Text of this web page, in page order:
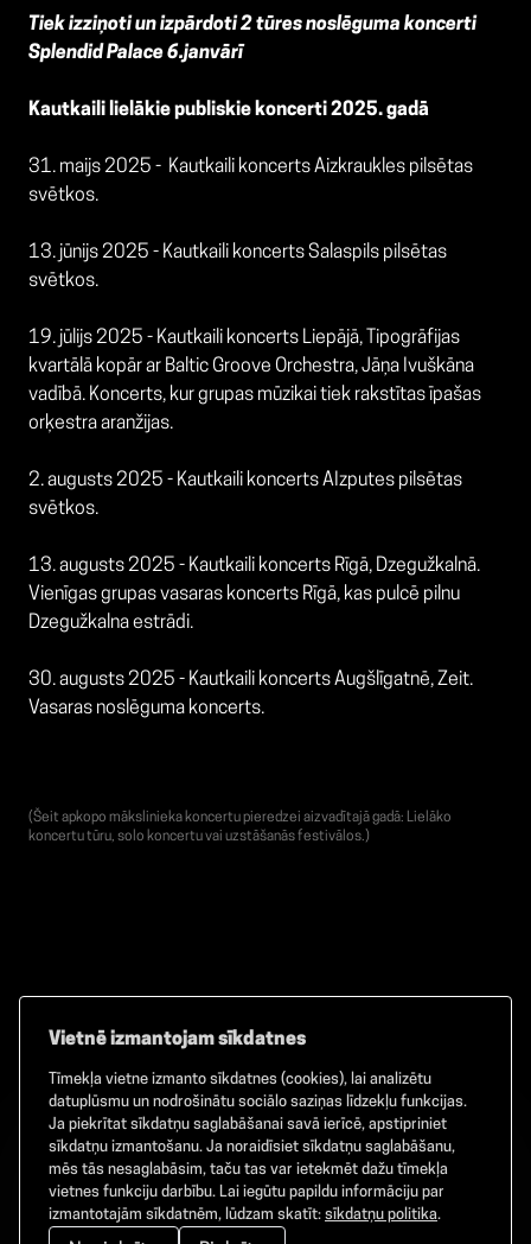
Tiek izziņoti un izpārdoti 2 tūres noslēguma koncerti
Splendid Palace 6.janvārī
Kautkaili lielākie publiskie koncerti 2025. gadā
31. maijs 2025 - Kautkaili koncerts Aizkraukles pilsētas
svētkos.
13. jūnijs 2025 - Kautkaili koncerts Salaspils pilsētas
svētkos.
19. jūlijs 2025 - Kautkaili koncerts Liepājā, Tipogrāfijas
kvartālā kopār ar Baltic Groove Orchestra, Jāņa Ivuškāna
vadībā. Koncerts, kur grupas mūzikai tiek rakstītas īpašas
orķestra aranžijas.
2. augusts 2025 - Kautkaili koncerts AIzputes pilsētas
svētkos.
13. augusts 2025 - Kautkaili koncerts Rīgā, Dzegužkalnā.
Vienīgas grupas vasaras koncerts Rīgā, kas pulcē pilnu
Dzegužkalna estrādi.
30. augusts 2025 - Kautkaili koncerts Augšlīgatnē, Zeit.
Vasaras noslēguma koncerts.
(Šeit apkopo mākslinieka koncertu pieredzei aizvadītajā gadā: Lielāko
koncertu tūru, solo koncertu vai uzstāšanās festivālos.)
Facebook TikTok Instagram
©2026GAMMA. Visas tiesības aizsargātas.
Vietnē izmantojam sīkdatnes
Tīmekļa vietne izmanto sīkdatnes (cookies), lai analizētu
datuplūsmu un nodrošinātu sociālo saziņas līdzekļu funkcijas.
Ja piekrītat sīkdatņu saglabāšanai savā ierīcē, apstipriniet
sīkdatņu izmantošanu. Ja noraidīsiet sīkdatņu saglabāšanu,
mēs tās nesaglabāsim, taču tas var ietekmēt dažu tīmekļa
vietnes funkciju darbību. Lai iegūtu papildu informāciju par
izmantotajām sīkdatnēm, lūdzam skatīt: sīkdatņu politika.